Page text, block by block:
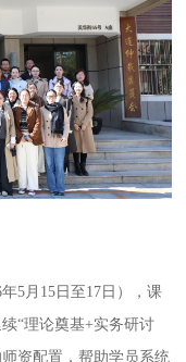
5月15日至17日），课
“理论奠基+实务研讨
资配置，帮助学员系统